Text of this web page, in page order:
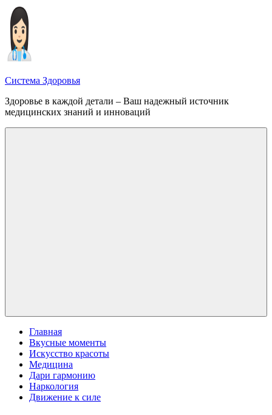
Перейти
содержимому
Система Здоровья
Здоровье в каждой детали – Ваш надежный источник
медицинских знаний и инноваций
Главная
Вкусные моменты
Искусство красоты
Медицина
Дари гармонию
Наркология
Движение к силе